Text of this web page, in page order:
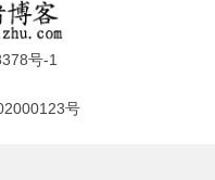
号-1
号